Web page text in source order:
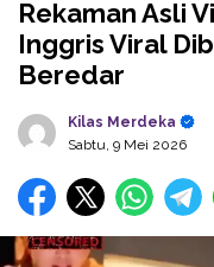
Rekaman Asli
Inggris Viral
Beredar
Kilas Merdeka
Sabtu, 9 Mei 2026